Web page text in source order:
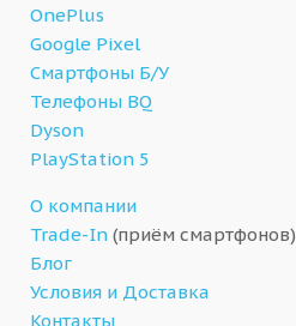
OnePlus
Google Pixel
Смартфоны Б/У
Телефоны BQ
Dyson
PlayStation 5
О компании
Trade-In (приём смартфонов)
Блог
Условия и Доставка
Контакты